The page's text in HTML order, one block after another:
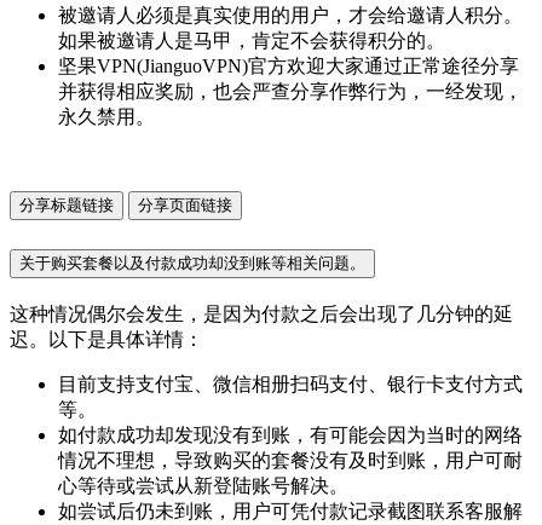
被邀请人必须是真实使用的用户，才会给邀请人积分。
如果被邀请人是马甲，肯定不会获得积分的。
坚果VPN(JianguoVPN)官方欢迎大家通过正常途径分享
并获得相应奖励，也会严查分享作弊行为，一经发现，
永久禁用。
分享标题链接 分享页面链接
关于购买套餐以及付款成功却没到账等相关问题。
这种情况偶尔会发生，是因为付款之后会出现了几分钟的延
迟。以下是具体详情：
目前支持支付宝、微信相册扫码支付、银行卡支付方式
等。
如付款成功却发现没有到账，有可能会因为当时的网络
情况不理想，导致购买的套餐没有及时到账，用户可耐
心等待或尝试从新登陆账号解决。
如尝试后仍未到账，用户可凭付款记录截图联系客服解